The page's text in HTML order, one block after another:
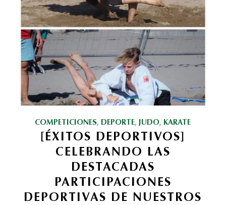
COMPETICIONES, DEPORTE, JUDO, KARATE
[ÉXITOS DEPORTIVOS]
CELEBRANDO LAS
DESTACADAS
PARTICIPACIONES
DEPORTIVAS DE NUESTROS